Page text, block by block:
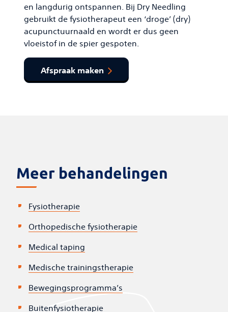
en langdurig ontspannen. Bij Dry Needling
gebruikt de fysiotherapeut een ‘droge’ (dry)
acupunctuurnaald en wordt er dus geen
vloeistof in de spier gespoten.
Afspraak maken
Meer behandelingen
Fysiotherapie
Orthopedische fysiotherapie
Medical taping
Medische trainingstherapie
Bewegingsprogramma’s
Buitenfysiotherapie